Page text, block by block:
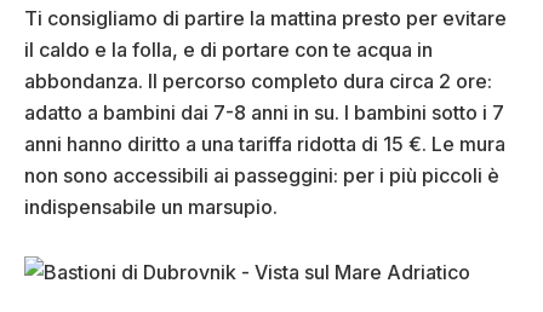
Ti consigliamo di partire la mattina presto per evitare
il caldo e la folla, e di portare con te acqua in
abbondanza. Il percorso completo dura circa 2 ore:
adatto a bambini dai 7-8 anni in su. I bambini sotto i 7
anni hanno diritto a una tariffa ridotta di 15 €. Le mura
non sono accessibili ai passeggini: per i più piccoli è
indispensabile un marsupio.